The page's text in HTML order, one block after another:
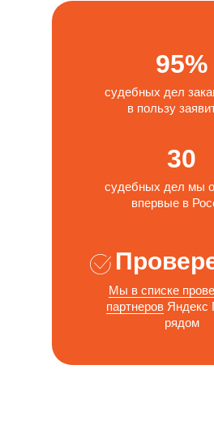
95%
судебных дел
в пользу
30
судебных дел мы
впервые в
Мы в списке
партнеров
рядом